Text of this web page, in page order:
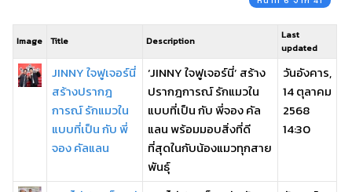
Image Title Description
Last
updated
JINNY ใจฟูเจอร์นี่
สร้างปรากฎ
การณ์ รักแมวใน
แบบที่เป็น กับ พี่
จอง คัลแลน
‘JINNY ใจฟูเจอร์นี่’ สร้าง
ปรากฎการณ์ รักแมวใน
แบบที่เป็น กับ พี่จอง คัล
แลน พร้อมมอบสิ่งที่ดี
ที่สุดในกับน้องแมวทุกสาย
พันธุ์
วันอังคาร,
14 ตุลาคม
2568
14:30